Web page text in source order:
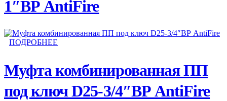
1″ВР AntiFire
ПОДРОБНЕЕ
Муфта комбинированная ПП
под ключ D25-3/4″ВР AntiFire